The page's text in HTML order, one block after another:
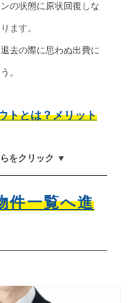
の状態に原状回復しな
ます。
去の際に思わぬ出費に
。
トとは？メリット
をクリック ▼
件一覧へ進